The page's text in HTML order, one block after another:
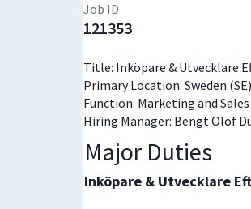
Job ID
121353
Title: Inköpare & Utvecklare
Primary Location: Sweden (SE)
Function: Marketing and Sales
Hiring Manager: Bengt Olof
Major Duties
Inköpare & Utvecklare